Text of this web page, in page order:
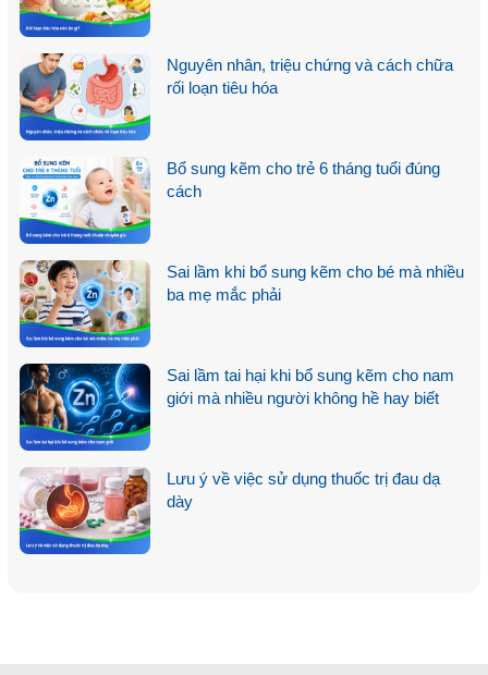
Nguyên nhân, triệu chứng và cách chữa
rối loạn tiêu hóa
Bổ sung kẽm cho trẻ 6 tháng tuổi đúng
cách
Sai lầm khi bổ sung kẽm cho bé mà nhiều
ba mẹ mắc phải
Sai lầm tai hại khi bổ sung kẽm cho nam
giới mà nhiều người không hề hay biết
Lưu ý về việc sử dụng thuốc trị đau dạ
dày